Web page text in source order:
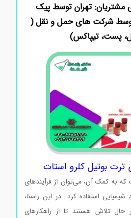
مشتریان: تهران توسط پیک
شرکت های حمل و نقل (
پست، تیپاکس)
بوتیل کلرو استات
به کمک آن، می‌توان از فرآیندهای
استفاده کرد. در این راستا،
تلاش هستند تا از راهکارهای